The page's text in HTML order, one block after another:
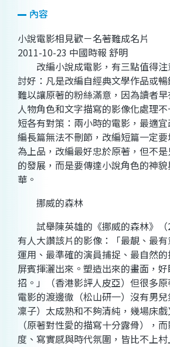
內容
小說電影相見歡－名著難成名片
2011-10-23 中國時報 舒明
改編小說成電影，有三點值得注
討好：凡是改編自經典文學作品或
難以讓原著的粉絲滿意，因為讀者
人物角色和文字描寫的影像化處理
短各有對策：兩小時的電影，最適
編長篇無法不刪節，改編短篇一定
為上品，改編最好忠於原著，但不
的發展，而是要傳達小說角色的神
華。
挪威的森林
試舉陳英雄的《挪威的森林》（
有人大讚該片的影像：「最靚、最
運用、最準確的演員捕捉、最自然
屏賓揮灑出來。塑造出來的畫面，
招。」（香港影評人皮亞）但很多原
電影的渡邊徹（松山研一）沒有男
凜子）太成熟和不夠清純，幾場床
（原著對性愛的描寫十分露骨），
度、寫實感與時代氛圍，皆比不上村